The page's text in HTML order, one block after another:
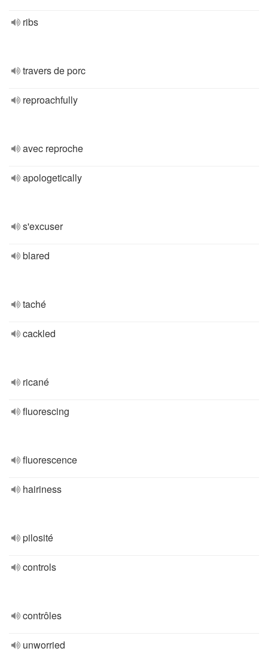
ribs
travers de porc
reproachfully
avec reproche
apologetically
s'excuser
blared
taché
cackled
ricané
fluorescing
fluorescence
hairiness
pilosité
controls
contrôles
unworried